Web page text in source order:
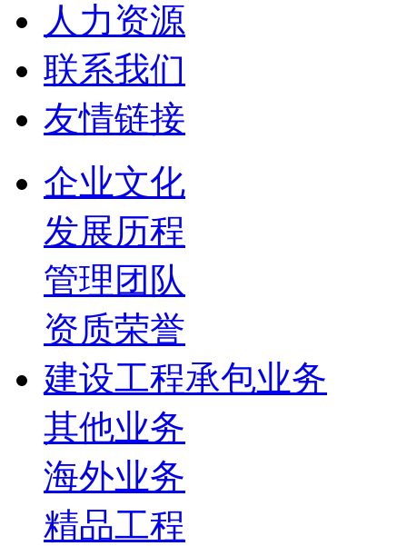
人力资源
联系我们
友情链接
企业文化
发展历程
管理团队
资质荣誉
建设工程承包业务
其他业务
海外业务
精品工程